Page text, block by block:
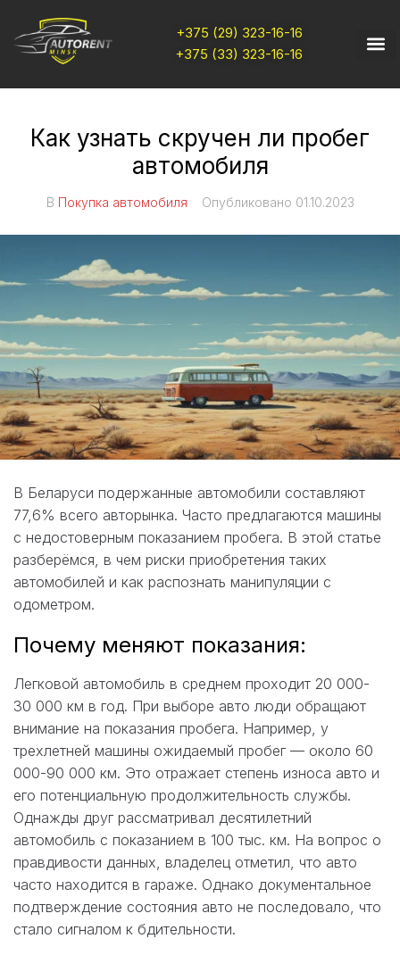
+375 (29) 323-16-16
+375 (33) 323-16-16
Как узнать скручен ли пробег
автомобиля
В Покупка автомобиля Опубликовано 01.10.2023
В Беларуси подержанные автомобили составляют
77,6% всего авторынка. Часто предлагаются машины
с недостоверным показанием пробега. В этой статье
разберёмся, в чем риски приобретения таких
автомобилей и как распознать манипуляции с
одометром.
Почему меняют показания:
Легковой автомобиль в среднем проходит 20 000-
30 000 км в год. При выборе авто люди обращают
внимание на показания пробега. Например, у
трехлетней машины ожидаемый пробег — около 60
000-90 000 км. Это отражает степень износа авто и
его потенциальную продолжительность службы.
Однажды друг рассматривал десятилетний
автомобиль с показанием в 100 тыс. км. На вопрос о
правдивости данных, владелец отметил, что авто
часто находится в гараже. Однако документальное
подтверждение состояния авто не последовало, что
стало сигналом к бдительности.